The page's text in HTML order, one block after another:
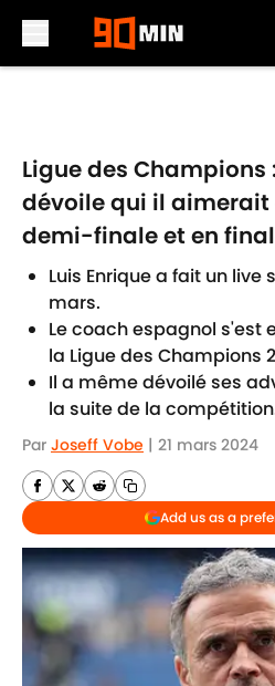
Ligue des Champions
dévoile qui il aimerait
demi-finale et en
Luis Enrique a fait un live
mars.
Le coach espagnol s'est
la Ligue des Champions
Il a même dévoilé ses
la suite de la
Par Joseff Vobe | 21 mars 2024
Add us as a